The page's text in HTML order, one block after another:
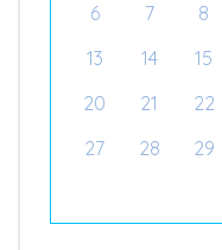
6
7 8
13
14 15
20
21 22
27
28 29